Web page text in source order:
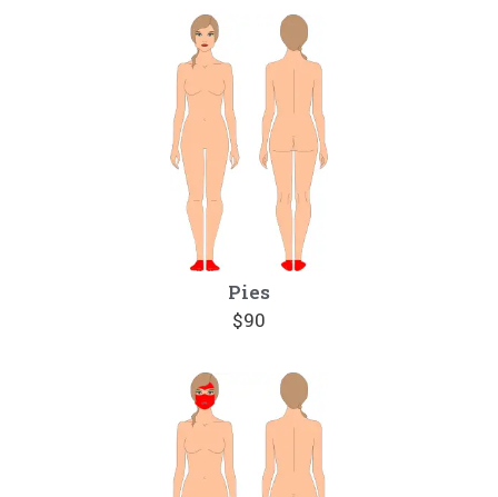
Pies
$90